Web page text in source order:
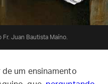
Fr. Juan Bautista Maíno.
um ensinamento